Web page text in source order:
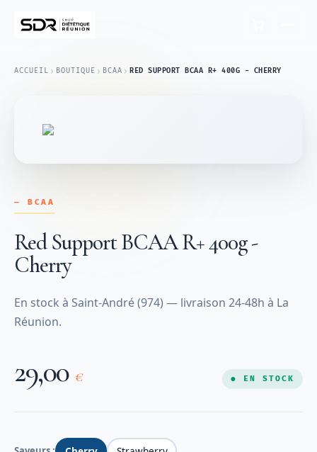
ACCUEIL › BOUTIQUE › BCAA › RED SUPPORT BCAA R+ 400G - CHERRY
— BCAA
Red Support BCAA R+ 400g -
Cherry
En stock à Saint-André (974) — livraison 24-48h à La
Réunion.
29,00 € ● EN STOCK